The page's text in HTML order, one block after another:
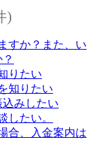
)
すか？また、い
りたい
知りたい
みしたい
したい。
合、入金案内は